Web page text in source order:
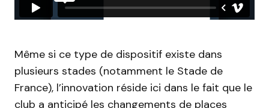
Même si ce type de dispositif existe dans
plusieurs stades (notamment le Stade de
France), l’innovation réside ici dans le fait que le
club a anticipé les changements de places